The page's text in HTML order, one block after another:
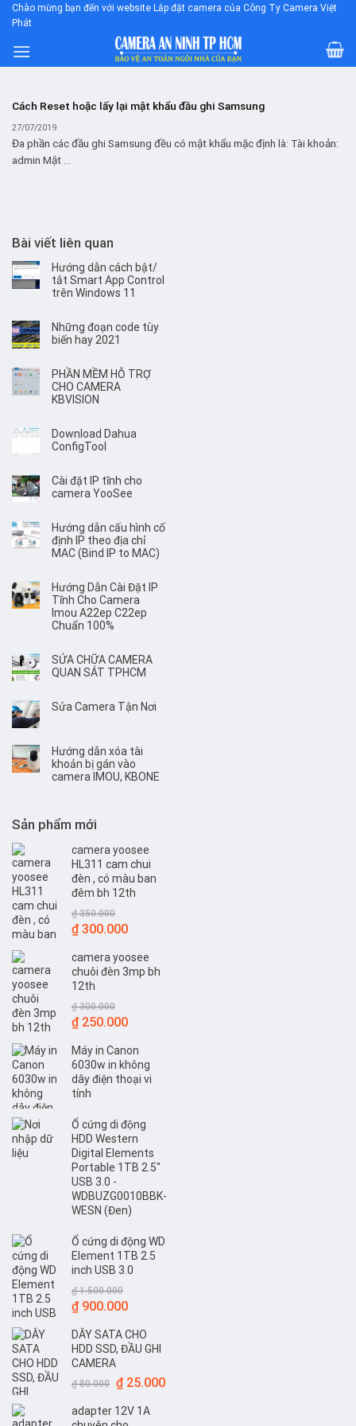
Skip
content
Chào mừng bạn đến với website Lắp đặt camera của Công Ty Camera Việt
Phát
Cách Reset hoặc lấy lại mật khẩu đầu ghi Samsung
27/07/2019
Đa phần các đầu ghi Samsung đều có mật khẩu mặc định là: Tài khoản:
admin Mật ...
Bài viết liên quan
Hướng dẫn cách bật/
tắt Smart App Control
trên Windows 11
Những đoạn code tùy
biến hay 2021
PHẦN MỀM HỖ TRỢ
CHO CAMERA
KBVISION
Download Dahua
ConfigTool
Cài đặt IP tĩnh cho
camera YooSee
Hướng dẫn cấu hình cố
định IP theo địa chỉ
MAC (Bind IP to MAC)
Hướng Dẫn Cài Đặt IP
Tĩnh Cho Camera
Imou A22ep C22ep
Chuẩn 100%
SỬA CHỮA CAMERA
QUAN SÁT TPHCM
Sửa Camera Tận Nơi
Hướng dẫn xóa tài
khoản bị gán vào
camera IMOU, KBONE
Sản phẩm mới
camera yoosee
HL311 cam chui
đèn , có màu ban
đêm bh 12th
₫350.000
Giá
là:
₫ 350.000.
₫300.000Giá
tại
là:
camera yoosee
chuôi đèn 3mp bh
12th
₫300.000
Giá
là:
₫ 300.000.
₫250.000Giá
tại
là:
₫ 250.000.
Máy in Canon
6030w in không
dây điện thoại vi
tính
Ổ cứng di động
HDD Western
Digital Elements
Portable 1TB 2.5"
USB 3.0 -
WDBUZG0010BBK-
WESN (Đen)
Ổ cứng di động WD
Element 1TB 2.5
inch USB 3.0
₫1.500.000
Giá
là:
₫ 1.500.000.
₫900.000Giá
tại
là:
DÂY SATA CHO
HDD SSD, ĐẦU GHI
CAMERA
₫80.000 Giá
là:
₫25.000Giá
adapter 12V 1A